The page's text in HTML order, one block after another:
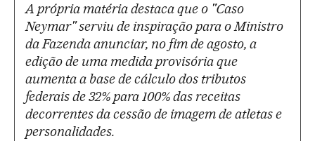
A própria matéria destaca que o "Caso
Neymar" serviu de inspiração para o Ministro
da Fazenda anunciar, no fim de agosto, a
edição de uma medida provisória que
aumenta a base de cálculo dos tributos
federais de 32% para 100% das receitas
decorrentes da cessão de imagem de atletas e
personalidades.